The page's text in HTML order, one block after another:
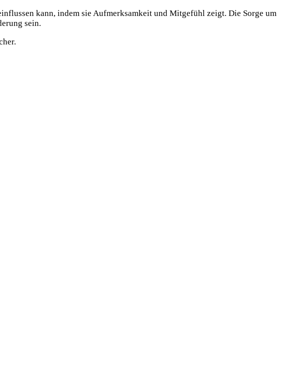
kann, indem sie Aufmerksamkeit und Mitgefühl zeigt. Die Sorge um
sein.